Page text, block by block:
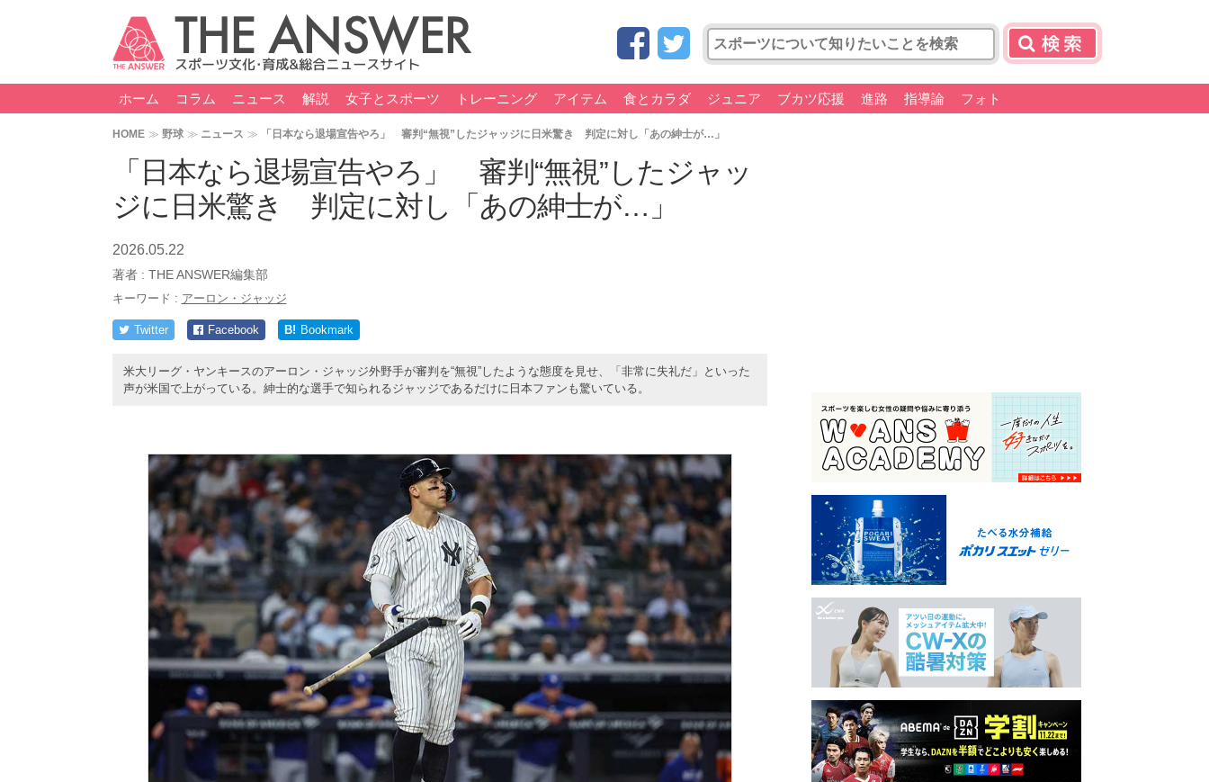
ホーム コラム ニュース 解説 女子とスポーツ トレーニング アイテム 食とカラダ ジュニア ブカツ応援 進路 指導論 フォト
HOME 野球 ニュース 「日本なら退場宣告やろ」 審判“無視”したジャッジに日米驚き 判定に対し「あの紳士が…」
「日本なら退場宣告やろ」 審判“無視”したジャッ
ジに日米驚き 判定に対し「あの紳士が…」
2026.05.22
著者 : THE ANSWER編集部
キーワード : アーロン・ジャッジ
Twitter Facebook B! Bookmark
米大リーグ・ヤンキースのアーロン・ジャッジ外野手が審判を“無視”したような態度を見せ、「非常に失礼だ」といった
声が米国で上がっている。紳士的な選手で知られるジャッジであるだけに日本ファンも驚いている。